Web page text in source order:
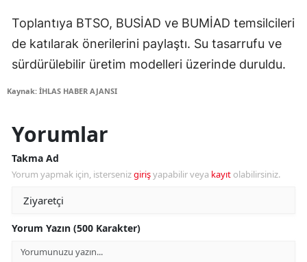
Toplantıya BTSO, BUSİAD ve BUMİAD temsilcileri
de katılarak önerilerini paylaştı. Su tasarrufu ve
sürdürülebilir üretim modelleri üzerinde duruldu.
Kaynak: İHLAS HABER AJANSI
Yorumlar
Takma Ad
Yorum yapmak için, istersenizgirişyapabilir veya kayıt olabilirsiniz.
Yorum Yazın (500 Karakter)